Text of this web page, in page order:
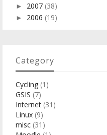
► 2007 (38)
► 2006 (19)
Category
Cycling (1)
GSIS (7)
Internet (31)
Linux (9)
misc (31)